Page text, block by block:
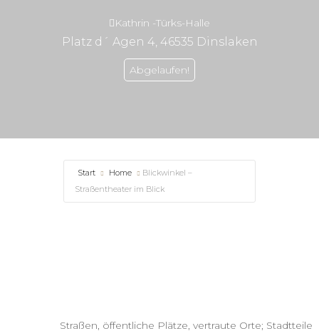
Abgelaufen!
Kathrin -Türks-Halle
Platz d´ Agen 4, 46535 Dinslaken
Start Home
Blickwinkel –
Straßentheater im Blick
Straßen, öffentliche Plätze, vertraute Orte; Stadtteile